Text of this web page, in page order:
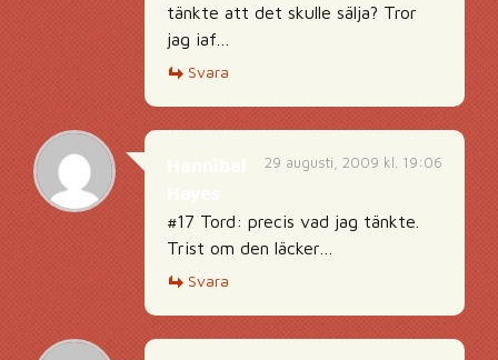
tänkte att det skulle sälja? Tror
jag iaf…
Svara
29 augusti, 2009 kl. 19:06
#17 Tord: precis vad jag tänkte.
Trist om den läcker…
Svara